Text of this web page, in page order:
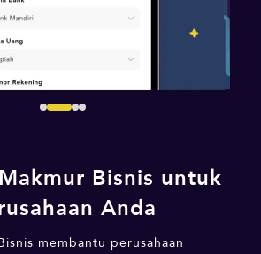
Bisnis untuk
Anda
membantu perusahaan